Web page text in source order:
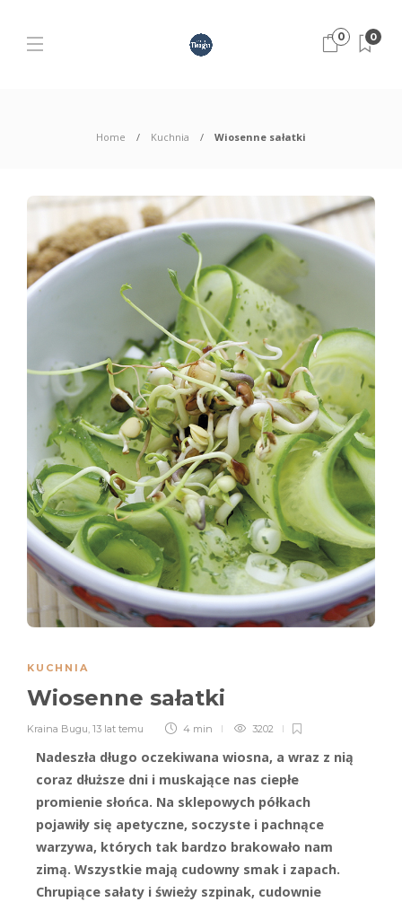
0 0
Home Kuchnia Wiosenne sałatki
KUCHNIA
Wiosenne sałatki
Kraina Bugu, 13 lat temu 4 min 3202
Nadeszła długo oczekiwana wiosna, a wraz z nią
coraz dłuższe dni i muskające nas ciepłe
promienie słońca. Na sklepowych półkach
pojawiły się apetyczne, soczyste i pachnące
warzywa, których tak bardzo brakowało nam
zimą. Wszystkie mają cudowny smak i zapach.
Chrupiące sałaty i świeży szpinak, cudownie